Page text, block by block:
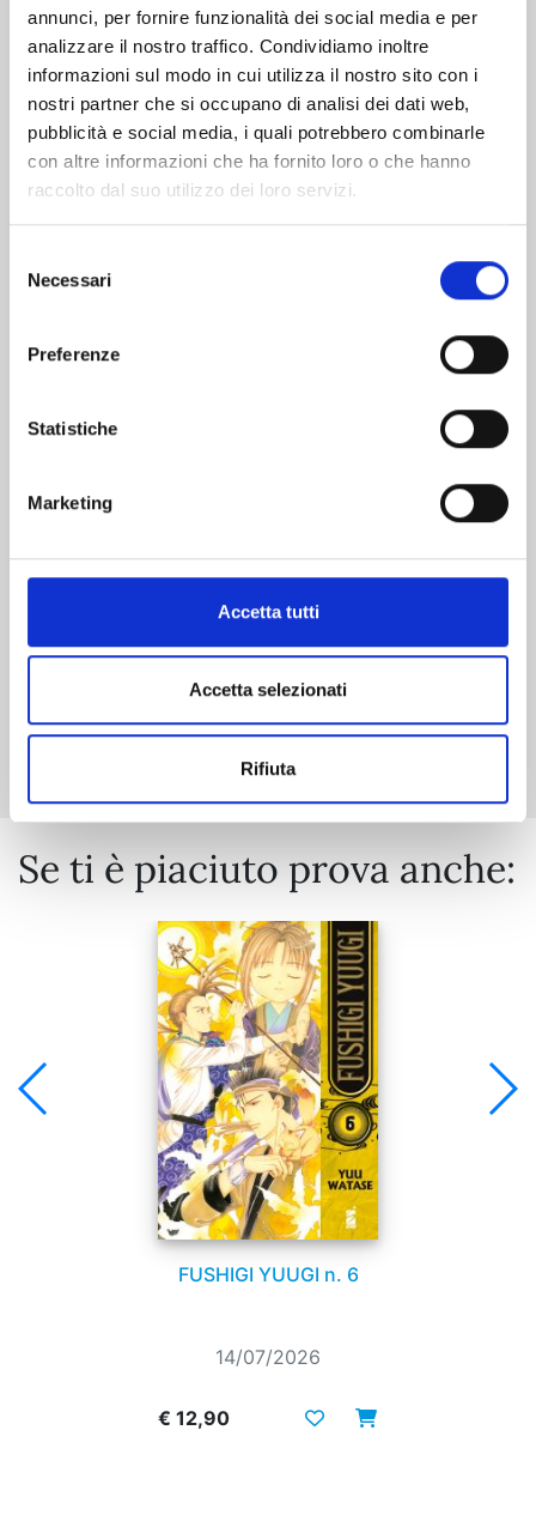
annunci, per fornire funzionalità dei social media e per
analizzare il nostro traffico. Condividiamo inoltre
informazioni sul modo in cui utilizza il nostro sito con i
nostri partner che si occupano di analisi dei dati web,
pubblicità e social media, i quali potrebbero combinarle
con altre informazioni che ha fornito loro o che hanno
raccolto dal suo utilizzo dei loro servizi.
delNecessari
Preferenze
Statistiche
Marketing
Accetta tutti
Accetta selezionati
Rifiuta
Altri volumi della serie
IN THE CLEAR MOONLIT DUSK n. 9
€ 5,90
Mostra tutto
Se ti è piaciuto prova anche:
FUSHIGI YUUGI n. 6
14/07/2026
€ 12,90